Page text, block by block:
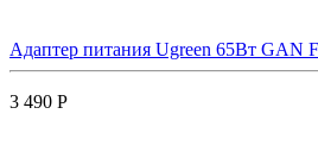
Адаптер питания Ugreen 65Вт GAN
3 490 Р